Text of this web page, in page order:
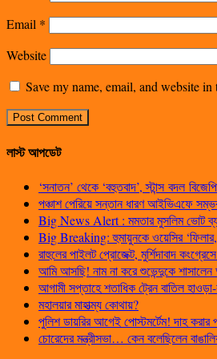
Email *
Website
Save my name, email, and website
লাস্ট আপডেট
‘সনাতন’ থেকে ‘বহুতবাদ’, স্টান্স বদল
পঞ্চাশ পেরিয়ে সন্তান ধারণ আইভিএফে
Big News Alert : মমতার মুসলিম ভোট
Big Breaking: হুমায়ুনকে ওয়েসির
রাহুলের পাইলট প্রোজেক্ট, মুর্শিদাবাদ
আমি আসছি! নাম না করে শুভেন্দুকে
আগামী সপ্তাহে শতাধিক ট্রেন বাতিল হাওড়া-
মহালয়ার মাহাত্ম্য কোথায়?
পুলিশ ডায়রির আগেই পোস্টমর্টেম! দাহ
চোরেদের মন্ত্রীসভা… কেন বলেছিলেন